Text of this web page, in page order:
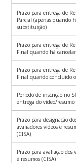
Prazo para entrega de
Parcial (apenas quando
substituição)
Prazo para entrega de
Final quando há
Prazo para entrega de
Final quando concluído
Período de inscrição no
entrega do vídeo/resumo
Prazo para designação
avaliadores vídeos e
(CISA)
Prazo para avaliação dos
e resumos (CISA)